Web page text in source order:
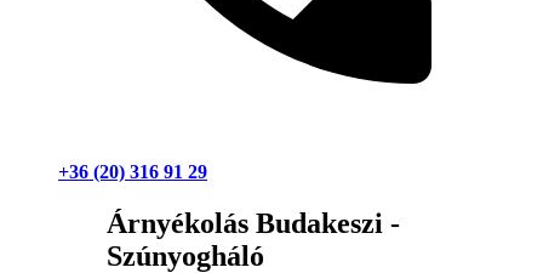
+36 (20) 316 91 29
Árnyékolás Budakeszi -
Szúnyogháló